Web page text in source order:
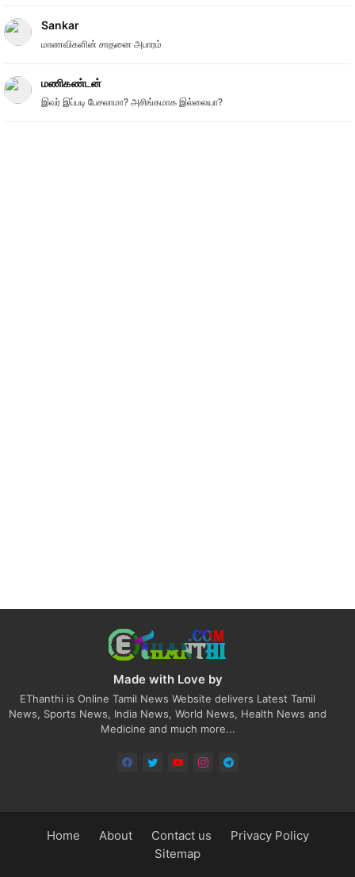
Sankar
மாணவிகளின் சாதனை அபாரம்
மணிகண்டன்
இவர் இப்படி பேசலாமா? அசிங்கமாக இல்லையா?
Made with Love by
EThanthi is Online Tamil News Website delivers Latest Tamil
News, Sports News, India News, World News, Health News and
Medicine and much more...
Home About Contact us
Privacy Policy
Sitemap